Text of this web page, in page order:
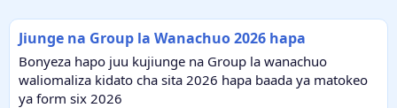
Jiunge na Group la Wanachuo 2026 hapa
Bonyeza hapo juu kujiunge na Group la wanachuo
waliomaliza kidato cha sita 2026 hapa baada ya matokeo
ya form six 2026